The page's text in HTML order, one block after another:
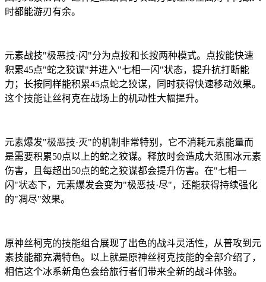
时都能游刃有余。
元素战技"极恶技·闪"分为点按和长按两种模式。点按能快速
积累45点"蛇之狡谋"并进入"七相一闪"状态，提升抗打断能
力；长按同样能积累45点蛇之狡谋，同时获得快速移动效果。
这个技能让丝柯克在战场上的机动性大幅提升。
元素爆发"极恶技·灭"的机制非常特别，它不消耗元素能量而
是需要积累50点以上的蛇之狡谋。释放时会造成大范围冰元素
伤害，且每超出50点的蛇之狡谋都会提升伤害。在"七相一
闪"状态下，元素爆发会变为"极恶技·尽"，还能获得持续强化
的"凋尽"效果。
原神丝柯克的技能组合展现了出色的战斗灵活性，从普攻到元
素技能都充满特色。以上就是原神丝柯克技能的全部介绍了，
相信这个冰系新角色会给旅行者们带来全新的战斗体验。